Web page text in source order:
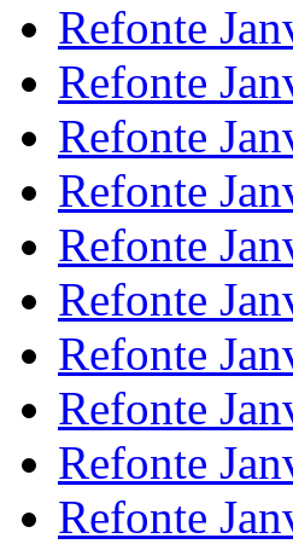
Refonte
Refonte
Refonte
Refonte
Refonte
Refonte
Refonte
Refonte
Refonte
Refonte